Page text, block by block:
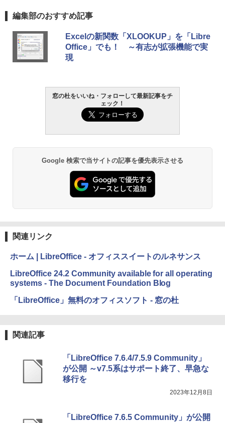
Robloxギフトカード - 800 Robux 【限
定バーチャルアイテムを含む】 【オンラ
インゲームコード】 ロブロックス | オン
Robloxギフトカード - 2,000 Robux 【限
定バーチャルアイテムを含む】 【オンラ
インゲームコード】 ロブロックス | オン
￥3,200
Microsoft Office Home & Business 202
4(最新 永続版)|オンラインコード版|Wind
ows11、10/mac対応|PC2台
定バーチャルアイテムを含む】 【オンラ
インゲームコード】 ロブロックス |オン
￥1,600
生成AIパスポート公式テキスト 第４版
￥1,766
AIイラスト表現辞典: 思い通りの絵を引き
出す プロンプトの言葉 AI画像生成シリー
ズ (はぴーイラストLabo)
ClaudeCode いちばんやさしい 教科書:
方 マニュアル AI副業にもコンテンツ作成
にもKindle出版にも！ 非エンジニアのた
めのAIコーディング入門シリーズ
ェクトリストと最新エミュレータ紹介
￥1,600
1冊ですべて身につくHTML & CSSとWe
Amazon Kindle Paperwhite (16GB) 7イ
ンチディスプレイ、色調調節ライト、12
週間持続バッテリー、広告なし、ブラッ
Amazon Kindle - 目に優しい、かさばら
ない、大きな画面で読みやすい、6週間持
続バッテリー、6インチディスプレイ電子
￥19,980
Kindle Paperwhite シグニチャーエディ
ション (32GB) 7インチディスプレイ、明
ージ、防水、7インチカラーディスプレ
イ、色調調節ライト、最大8週間持続バッ
テリー、広告無し、ブラック (2025年発
売)
11インチカラーディスプレイ、64GBスト
レージ、ノート機能搭載、明るさ自動調
整、色調調節ライト、プレミアムペン付
き、グラファイト
編集部のおすすめ記事
Excelの新関数「XLOOKUP」を「Libre
Office」でも！ ～有志が拡張機能で実
現
窓の杜をいいね・フォローして最新記事をチ
ェック！
Google 検索で当サイトの記事を優先表示させる
関連リンク
ホーム | LibreOffice - オフィススイートのルネサンス
LibreOffice 24.2 Community available for all operating
systems - The Document Foundation Blog
「LibreOffice」無料のオフィスソフト - 窓の杜
関連記事
「LibreOffice 7.6.4/7.5.9 Community」
が公開 ～v7.5系はサポート終了、早急な
移行を
2023年12月8日
「LibreOffice 7.6.5 Community」が公開